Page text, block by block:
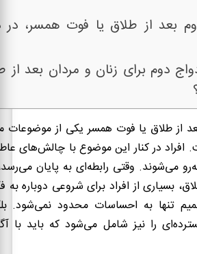
بعد از طلاق یا فوت همسر، در
دوم برای زنان و مردان بعد
از طلاق یا فوت همسر یکی از
افراد در کنار این موضوع با چالش‌های
می‌شوند. وقتی رابطه‌ای به پایان
بسیاری از افراد برای شروعی دوباره به
تنها به احساسات محدود نمی‌شود.
را نیز شامل می‌شود که باید با